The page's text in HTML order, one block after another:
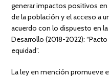
generar impactos positivos
de la población y el acceso a
acuerdo con lo dispuesto en
Desarrollo (2018-2022):
equidad”.
La ley en mención promueve